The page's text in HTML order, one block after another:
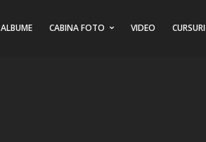
ALBUME CABINA FOTO VIDEO CURSURI